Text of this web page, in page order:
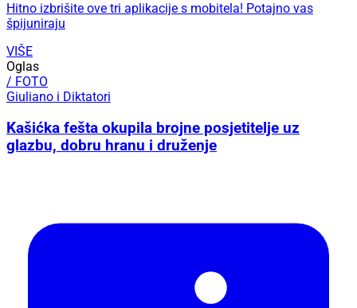
Hitno izbrišite ove tri aplikacije s mobitela! Potajno vas
špijuniraju
VIŠE
Oglas
/ FOTO
Giuliano i Diktatori
Kašićka fešta okupila brojne posjetitelje uz
glazbu, dobru hranu i druženje